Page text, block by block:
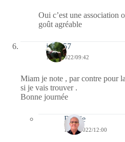
Oui c’est une association
goût agréable
jazzy57
19/02/2022/09:42
Miam je note , par contre pour
si je vais trouver .
Bonne journée
Bernie
19/02/2022/12:00